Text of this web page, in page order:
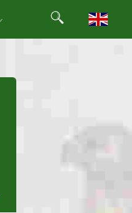
Search
Search for: